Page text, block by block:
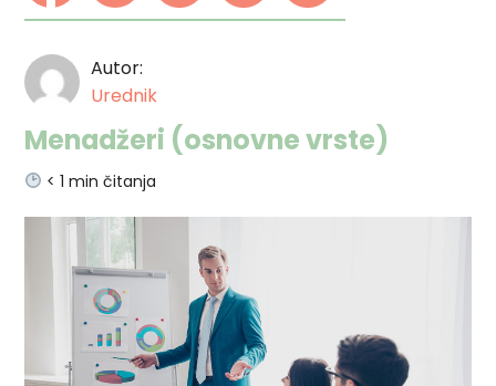
Autor:
Urednik
Menadžeri (osnovne vrste)
< 1 min čitanja